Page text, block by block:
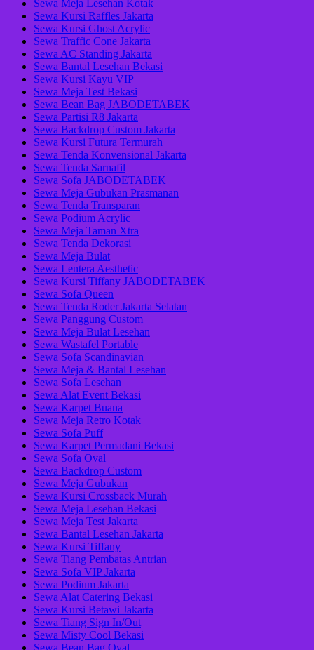
Sewa Meja Lesehan Kotak
Sewa Kursi Raffles Jakarta
Sewa Kursi Ghost Acrylic
Sewa Traffic Cone Jakarta
Sewa AC Standing Jakarta
Sewa Bantal Lesehan Bekasi
Sewa Kursi Kayu VIP
Sewa Meja Test Bekasi
Sewa Bean Bag JABODETABEK
Sewa Partisi R8 Jakarta
Sewa Backdrop Custom Jakarta
Sewa Kursi Futura Termurah
Sewa Tenda Konvensional Jakarta
Sewa Tenda Sarnafil
Sewa Sofa JABODETABEK
Sewa Meja Gubukan Prasmanan
Sewa Tenda Transparan
Sewa Podium Acrylic
Sewa Meja Taman Xtra
Sewa Tenda Dekorasi
Sewa Meja Bulat
Sewa Lentera Aesthetic
Sewa Kursi Tiffany JABODETABEK
Sewa Sofa Queen
Sewa Tenda Roder Jakarta Selatan
Sewa Panggung Custom
Sewa Meja Bulat Lesehan
Sewa Wastafel Portable
Sewa Sofa Scandinavian
Sewa Meja & Bantal Lesehan
Sewa Sofa Lesehan
Sewa Alat Event Bekasi
Sewa Karpet Buana
Sewa Meja Retro Kotak
Sewa Sofa Puff
Sewa Karpet Permadani Bekasi
Sewa Sofa Oval
Sewa Backdrop Custom
Sewa Meja Gubukan
Sewa Kursi Crossback Murah
Sewa Meja Lesehan Bekasi
Sewa Meja Test Jakarta
Sewa Bantal Lesehan Jakarta
Sewa Kursi Tiffany
Sewa Tiang Pembatas Antrian
Sewa Sofa VIP Jakarta
Sewa Podium Jakarta
Sewa Alat Catering Bekasi
Sewa Kursi Betawi Jakarta
Sewa Tiang Sign In/Out
Sewa Misty Cool Bekasi
Sewa Bean Bag Oval